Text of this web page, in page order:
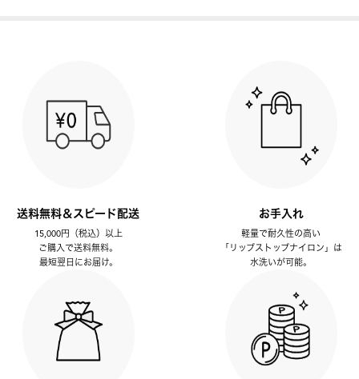
送料無料＆スピード配送
15,000円（税込）以上
ご購入で送料無料。
最短翌日にお届け。
お手入れ
軽量で耐久性の高い
「リップストップナイロン」は
水洗いが可能。